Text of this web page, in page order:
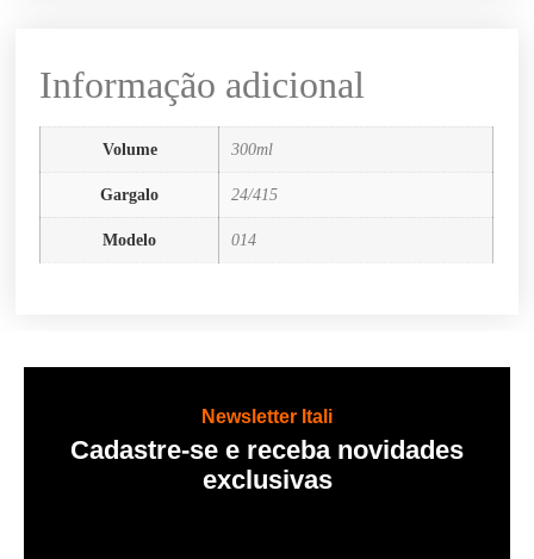
Informação adicional
Volume 300ml
Gargalo 24/415
Modelo 014
Newsletter Itali
Cadastre-se e receba novidades
exclusivas